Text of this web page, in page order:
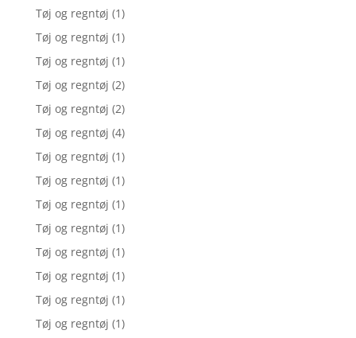
Tøj og regntøj (1)
Tøj og regntøj (1)
Tøj og regntøj (1)
Tøj og regntøj (2)
Tøj og regntøj (2)
Tøj og regntøj (4)
Tøj og regntøj (1)
Tøj og regntøj (1)
Tøj og regntøj (1)
Tøj og regntøj (1)
Tøj og regntøj (1)
Tøj og regntøj (1)
Tøj og regntøj (1)
Tøj og regntøj (1)